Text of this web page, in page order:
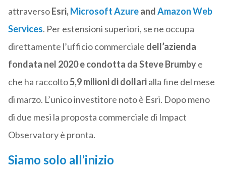
attraversoEsri,Microsoft AzureandAmazon Web
Services. Per estensioni superiori, se ne occupa
direttamente l’ufficio commerciale dell’azienda
fondata nel 2020 e condotta da Steve Brumbye
che ha raccolto5,9 milioni di dollarialla fine del mese
di marzo. L’unico investitore noto è Esri. Dopo meno
di due mesi la proposta commerciale di Impact
Observatory è pronta.
Siamo solo all’inizio